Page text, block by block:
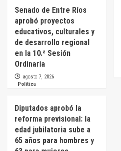
Senado de Entre Ríos
aprobó proyectos
educativos, culturales y
de desarrollo regional
en la 10.ª Sesión
Ordinaria
agosto 7, 2026
Política
Diputados aprobó la
reforma previsional: la
edad jubilatoria sube a
65 años para hombres y